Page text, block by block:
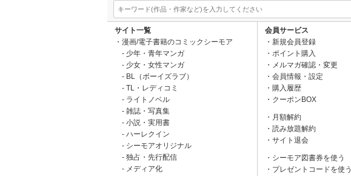
サイト一覧
漫画/電子書籍のコミックシーモア
少年・青年マンガ
少女・女性マンガ
BL（ボーイズラブ）
TL・レディコミ
ライトノベル
雑誌・写真集
小説・実用書
ハーレクイン
シーモアオリジナル
独占・先行配信
メディア化
会員サービス
新規会員登録
ポイント購入
メルマガ確認・変更
会員情報・設定
購入履歴
クーポンBOX
月額解約
読み放題解約
サイト退会
シーモア図書券を使う
プレゼントコードを使う